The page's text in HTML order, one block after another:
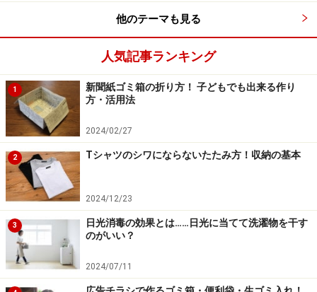
モノを出しながら「ジャンル分け」をしましょう。例え
ば、服であれば「使っている頻度で分ける」「気に入っ
ているか、特に思い入れがないかで分ける」などです。
お客様の実例
書類であれば「誰のモノなのか？で分ける」「書類の種
類で分ける」などのわけ方がありえます。
お客様の実例
食品であれば、「賞味期限で分ける」という案がありま
す。
他のテーマも見る
人気記事ランキング
1
新聞紙ゴミ箱の折り方！ 子どもでも出来る作り
方・活用法
2024/02/27
2 Tシャツのシワにならないたたみ方！収納の基本
2024/12/23
3
日光消毒の効果とは……日光に当てて洗濯物を干す
のがいい？
2024/07/11